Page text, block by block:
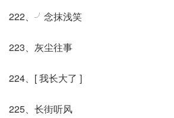
222、╯念抹浅笑
223、灰尘往事
224、[ 我长大了 ]
225、长街听风